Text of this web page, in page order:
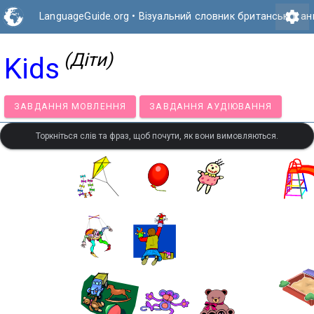
LanguageGuide.org • Візуальний словник британської
settings
Kids (Діти)
ЗАВДАННЯ МОВЛЕННЯ ЗАВДАННЯ АУДІЮВАННЯ
Торкніться слів та фраз, щоб почути, як вони вимовляються.